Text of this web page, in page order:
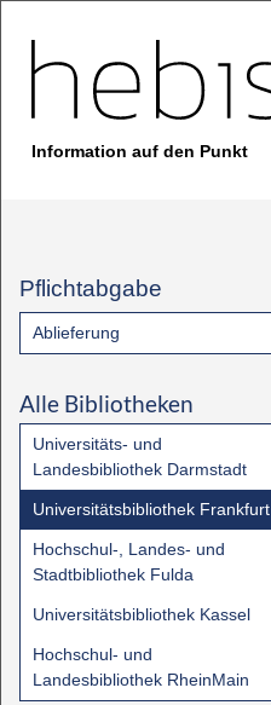
Information auf den Punkt
Pflichtabgabe
Ablieferung
Alle Bibliotheken
Universitäts- und
Landesbibliothek Darmstadt
Universitätsbibliothek Frankfurt
Hochschul-, Landes- und
Stadtbibliothek Fulda
Universitätsbibliothek Kassel
Hochschul- und
Landesbibliothek RheinMain